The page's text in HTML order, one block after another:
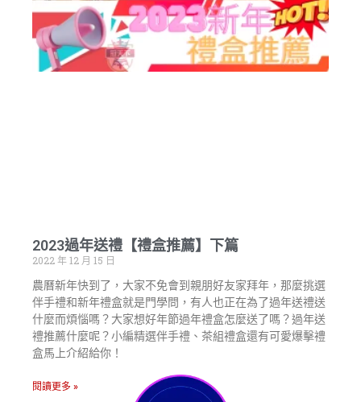
2023過年送禮【禮盒推薦】下篇
2022 年 12 月 15 日
農曆新年快到了，大家不免會到親朋好友家拜年，那麼挑選
伴手禮和新年禮盒就是門學問，有人也正在為了過年送禮送
什麼而煩惱嗎？大家想好年節過年禮盒怎麼送了嗎？過年送
禮推薦什麼呢？小編精選伴手禮、茶組禮盒還有可愛爆擊禮
盒馬上介紹給你！
閱讀更多 »